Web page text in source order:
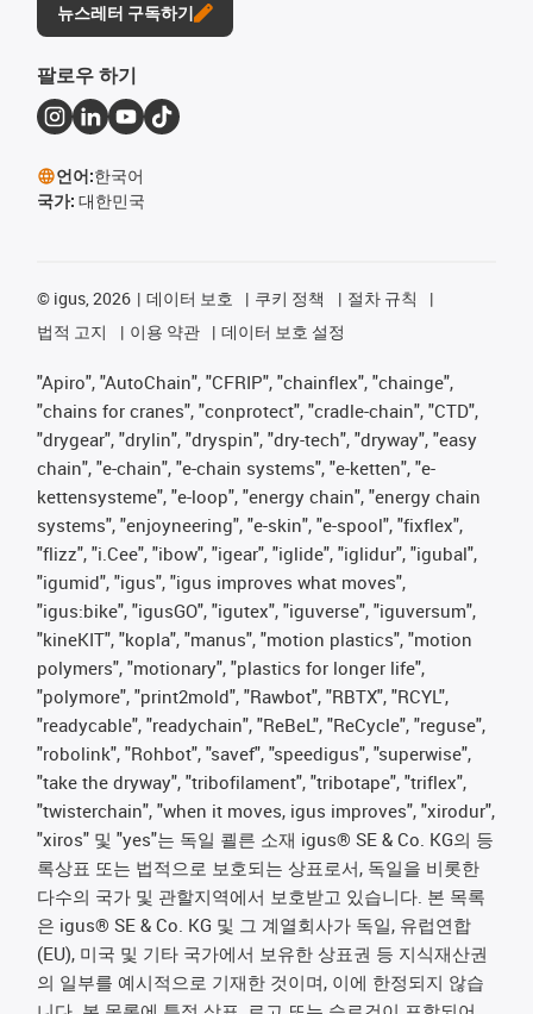
뉴스레터 구독하기
팔로우 하기
언어:한국어
국가: 대한민국
© igus, 2026 데이터 보호 쿠키 정책
절차 규칙
법적 고지
이용 약관 데이터 보호 설정
"Apiro", "AutoChain", "CFRIP", "chainflex", "chainge",
"chains for cranes", "conprotect", "cradle-chain", "CTD",
"drygear", "drylin", "dryspin", "dry-tech", "dryway", "easy
chain", "e-chain", "e-chain systems", "e-ketten", "e-
kettensysteme", "e-loop", "energy chain", "energy chain
systems", "enjoyneering", "e-skin", "e-spool", "fixflex",
"flizz", "i.Cee", "ibow", "igear", "iglide", "iglidur", "igubal",
"igumid", "igus", "igus improves what moves",
"igus:bike", "igusGO", "igutex", "iguverse", "iguversum",
"kineKIT", "kopla", "manus", "motion plastics", "motion
polymers", "motionary", "plastics for longer life",
"polymore", "print2mold", "Rawbot", "RBTX", "RCYL",
"readycable", "readychain", "ReBeL", "ReCycle", "reguse",
"robolink", "Rohbot", "savef", "speedigus", "superwise",
"take the dryway", "tribofilament", "tribotape", "triflex",
"twisterchain", "when it moves, igus improves", "xirodur",
"xiros" 및 "yes"는 독일 쾰른 소재 igus® SE & Co. KG의 등
록상표 또는 법적으로 보호되는 상표로서, 독일을 비롯한
다수의 국가 및 관할지역에서 보호받고 있습니다. 본 목록
은 igus® SE & Co. KG 및 그 계열회사가 독일, 유럽연합
(EU), 미국 및 기타 국가에서 보유한 상표권 등 지식재산권
의 일부를 예시적으로 기재한 것이며, 이에 한정되지 않습